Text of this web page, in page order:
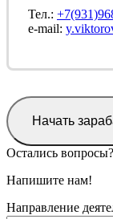
Тел.:
e-mail:
Начать
Остались вопросы?
Напишите нам!
Направление